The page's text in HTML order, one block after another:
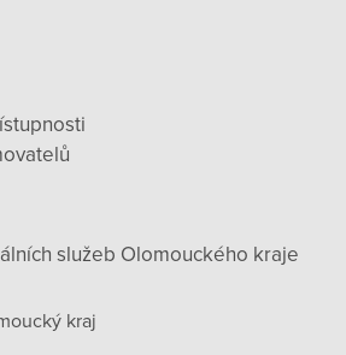
služeb Olomouckého kraje
kraj